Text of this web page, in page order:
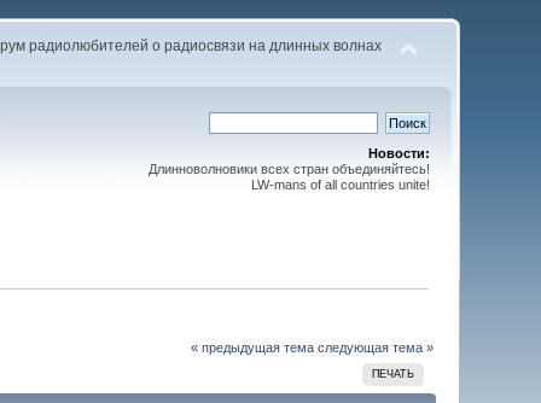
радиолюбителей о радиосвязи на длинных волнах
Новости:
Длинноволновики всех стран объединяйтесь!
LW-mans of all countries unite!
« предыдущая тема следующая тема »
ПЕЧАТЬ